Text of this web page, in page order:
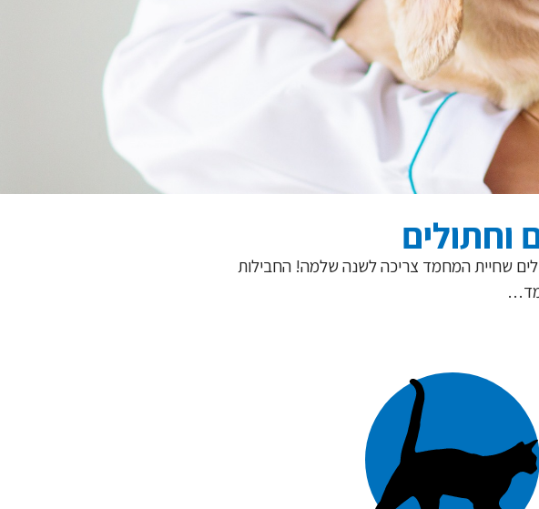
וחתולים
שחיית המחמד צריכה לשנה שלמה! החבילות